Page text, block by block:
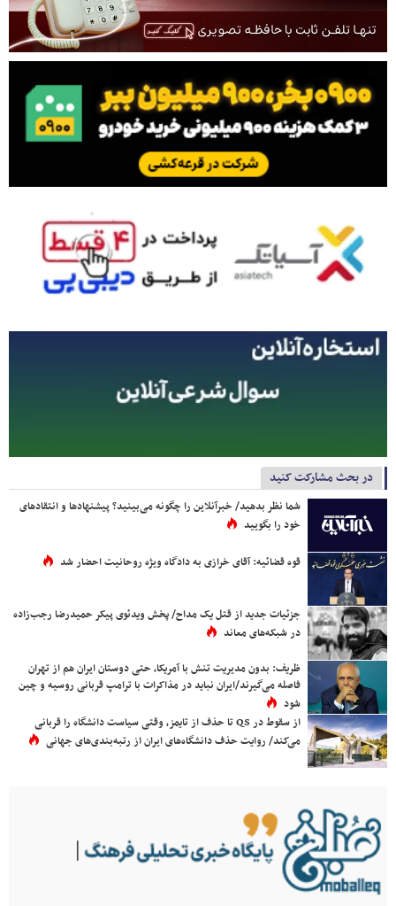
در بحث مشارکت کنید
شما نظر بدهید/ خبرآنلاین را چگونه می‌بینید؟ پیشنهادها و انتقادهای
خود را بگویید
قوه قضائیه: آقای خرازی به دادگاه ویژه روحانیت احضار شد
جزئیات جدید از قتل یک مداح/ پخش ویدئوی پیکر حمیدرضا رجب‌زاده
در شبکه‌های معاند
ظریف: بدون مدیریت تنش با آمریکا، حتی دوستان ایران هم از تهران
فاصله می‌گیرند/ایران نباید در مذاکرات با ترامپ قربانی روسیه و چین
شود
از سقوط در QS تا حذف از تایمز، وقتی سیاست دانشگاه را قربانی
می‌کند/ روایت حذف دانشگاه‌های ایران از رتبه‌بندی‌های جهانی